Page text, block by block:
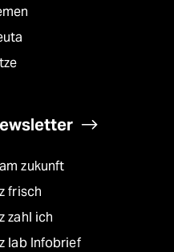
zukunft
frisch
zahl ich
lab Infobrief